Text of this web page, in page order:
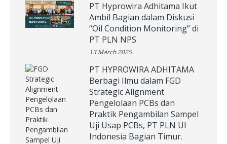
PT Hyprowira Adhitama Ikut
Ambil Bagian dalam Diskusi
“Oil Condition Monitoring” di
PT PLN NPS
13 March 2025
PT HYPROWIRA ADHITAMA
Berbagi Ilmu dalam FGD
Strategic Alignment
Pengelolaan PCBs dan
Praktik Pengambilan Sampel
Uji Usap PCBs, PT PLN UI
Indonesia Bagian Timur.